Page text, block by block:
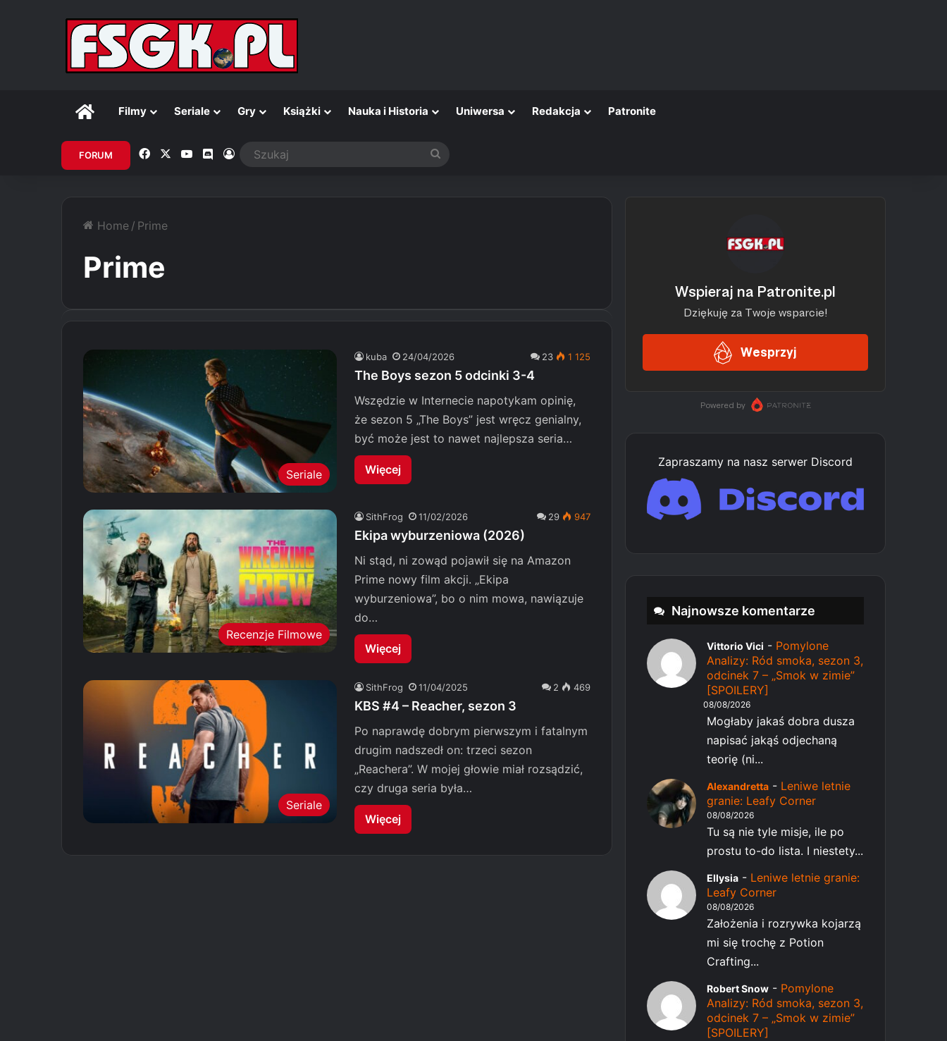
GłównaFilmy Seriale Gry Książki Nauka i Historia Uniwersa Redakcja Patronite
FORUM Facebook YouTubeDiscordZaloguj
Home / Prime
Prime
Seriale
kuba 24/04/2026 23 1 125
The Boys sezon 5 odcinki 3-4
Wszędzie w Internecie napotykam opinię,
że sezon 5 „The Boys” jest wręcz genialny,
być może jest to nawet najlepsza seria…
Więcej
Recenzje Filmowe
SithFrog 11/02/2026 29 947
Ekipa wyburzeniowa (2026)
Ni stąd, ni zowąd pojawił się na Amazon
Prime nowy film akcji. „Ekipa
wyburzeniowa”, bo o nim mowa, nawiązuje
do…
Więcej
Seriale
SithFrog 11/04/2025 2 469
KBS #4 – Reacher, sezon 3
Po naprawdę dobrym pierwszym i fatalnym
drugim nadszedł on: trzeci sezon
„Reachera”. W mojej głowie miał rozsądzić,
czy druga seria była…
Więcej
Zapraszamy na nasz serwer Discord
Najnowsze komentarze
Vittorio Vici - Pomylone
Analizy: Ród smoka, sezon 3,
odcinek 7 – „Smok w zimie”
[SPOILERY]
08/08/2026
Mogłaby jakaś dobra dusza
napisać jakąś odjechaną
teorię (ni...
Alexandretta - Leniwe letnie
granie: Leafy Corner
08/08/2026
Tu są nie tyle misje, ile po
prostu to-do lista. I niestety...
Ellysia - Leniwe letnie granie:
Leafy Corner
08/08/2026
Założenia i rozrywka kojarzą
mi się trochę z Potion
Crafting...
Robert Snow - Pomylone
Analizy: Ród smoka, sezon 3,
odcinek 7 – „Smok w zimie”
[SPOILERY]